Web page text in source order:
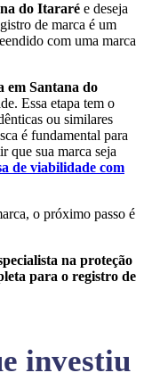
do Itararé e deseja
de marca é um
com uma marca
em Santana do
Essa etapa tem o
ou similares
é fundamental para
que sua marca seja
de viabilidade com
o próximo passo é
na proteção
para o registro de
investiu